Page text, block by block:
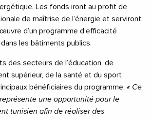
Les fonds iront au profit de
de maîtrise de l’énergie et serviront
d’un programme d’efficacité
les bâtiments publics.
des secteurs de l’éducation, de
supérieur, de la santé et du sport
bénéficiaires du programme. « Ce
une opportunité pour le
tunisien afin de réaliser des